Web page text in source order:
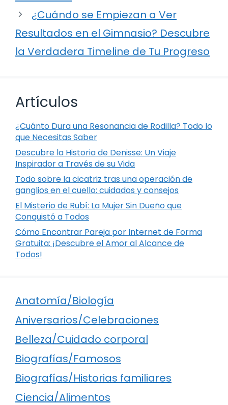
¿Cuándo se Empiezan a Ver
Resultados en el Gimnasio? Descubre
la Verdadera Timeline de Tu Progreso
Artículos
¿Cuánto Dura una Resonancia de Rodilla? Todo lo
que Necesitas Saber
Descubre la Historia de Denisse: Un Viaje
Inspirador a Través de su Vida
Todo sobre la cicatriz tras una operación de
ganglios en el cuello: cuidados y consejos
El Misterio de Rubí: La Mujer Sin Dueño que
Conquistó a Todos
Cómo Encontrar Pareja por Internet de Forma
Gratuita: ¡Descubre el Amor al Alcance de
Todos!
Anatomía/Biología
Aniversarios/Celebraciones
Belleza/Cuidado corporal
Biografías/Famosos
Biografías/Historias familiares
Ciencia/Alimentos